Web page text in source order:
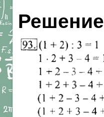
Решение